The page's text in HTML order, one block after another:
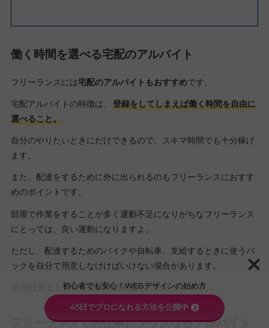
働く時間を選べる宅配のアルバイト
フリーランスには宅配のアルバイトもおすすめです。
宅配アルバイトの特徴は、
登録をしてしまえば働く時間を自由に
選べること。
自分のやりたいときにだけできるので、スキマ時間でも十分稼げ
ます。
また、配達をするために外に出られるのもフリーランスにおすす
めのポイントです。
部屋で作業をすることが多く運動不足になりがちなフリーランス
にとっては、良い運動になりますよ。
ただし、配達するためのバイクや自転車、支給するときに使うバ
ックを自分で用意しなけけばいけない場合があります。
初期投資として何が必要かは把握しておきましょう。
フリーランスでの仕事にプラスなるアルバイト
初心者でも安心！WEBデザインの始め方
45日でプロになれる方法を公開中